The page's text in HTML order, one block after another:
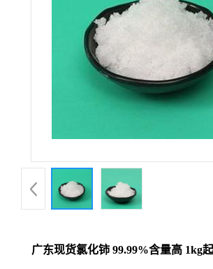
广东现货氯化铈 99.99%含量高 1kg